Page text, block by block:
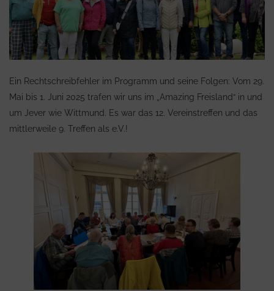
Ein Rechtschreibfehler im Programm und seine Folgen: Vom 29.
Mai bis 1. Juni 2025 trafen wir uns im „Amazing Freisland“ in und
um Jever wie Wittmund. Es war das 12. Vereinstreffen und das
mittlerweile 9. Treffen als e.V.!